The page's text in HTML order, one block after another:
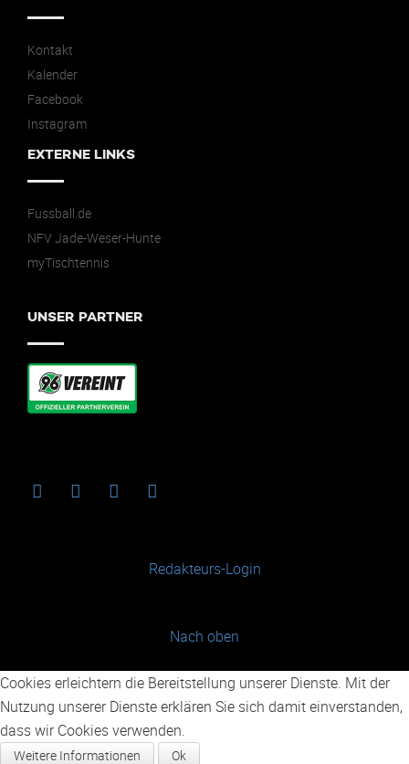
Kontakt
Kalender
Facebook
Instagram
EXTERNE LINKS
Fussball.de
NFV Jade-Weser-Hunte
myTischtennis
UNSER PARTNER
Redakteurs-Login
Nach oben
Cookies erleichtern die Bereitstellung unserer Dienste. Mit der
Nutzung unserer Dienste erklären Sie sich damit einverstanden,
dass wir Cookies verwenden.
Weitere Informationen Ok